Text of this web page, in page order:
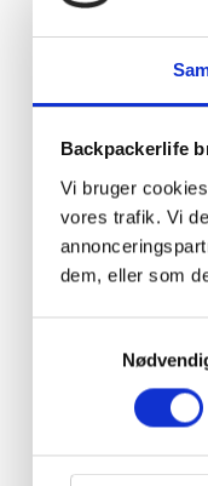
Backpackerlife
Vi bruger
vores trafik. Vi
dem, eller som